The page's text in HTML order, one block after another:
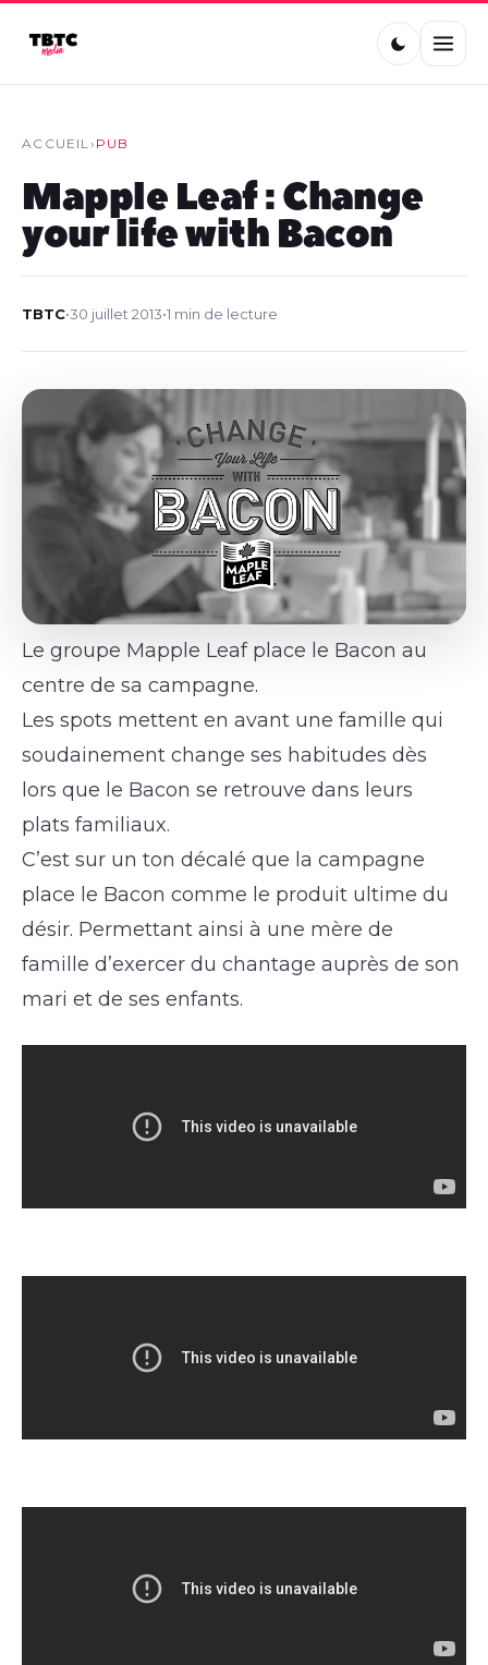
ACCUEIL› PUB
Mapple Leaf : Change
your life with Bacon
TBTC•30 juillet 2013•1 min de lecture
Le groupe Mapple Leaf place le Bacon au
centre de sa campagne.
Les spots mettent en avant une famille qui
soudainement change ses habitudes dès
lors que le Bacon se retrouve dans leurs
plats familiaux.
C’est sur un ton décalé que la campagne
place le Bacon comme le produit ultime du
désir. Permettant ainsi à une mère de
famille d’exercer du chantage auprès de son
mari et de ses enfants.